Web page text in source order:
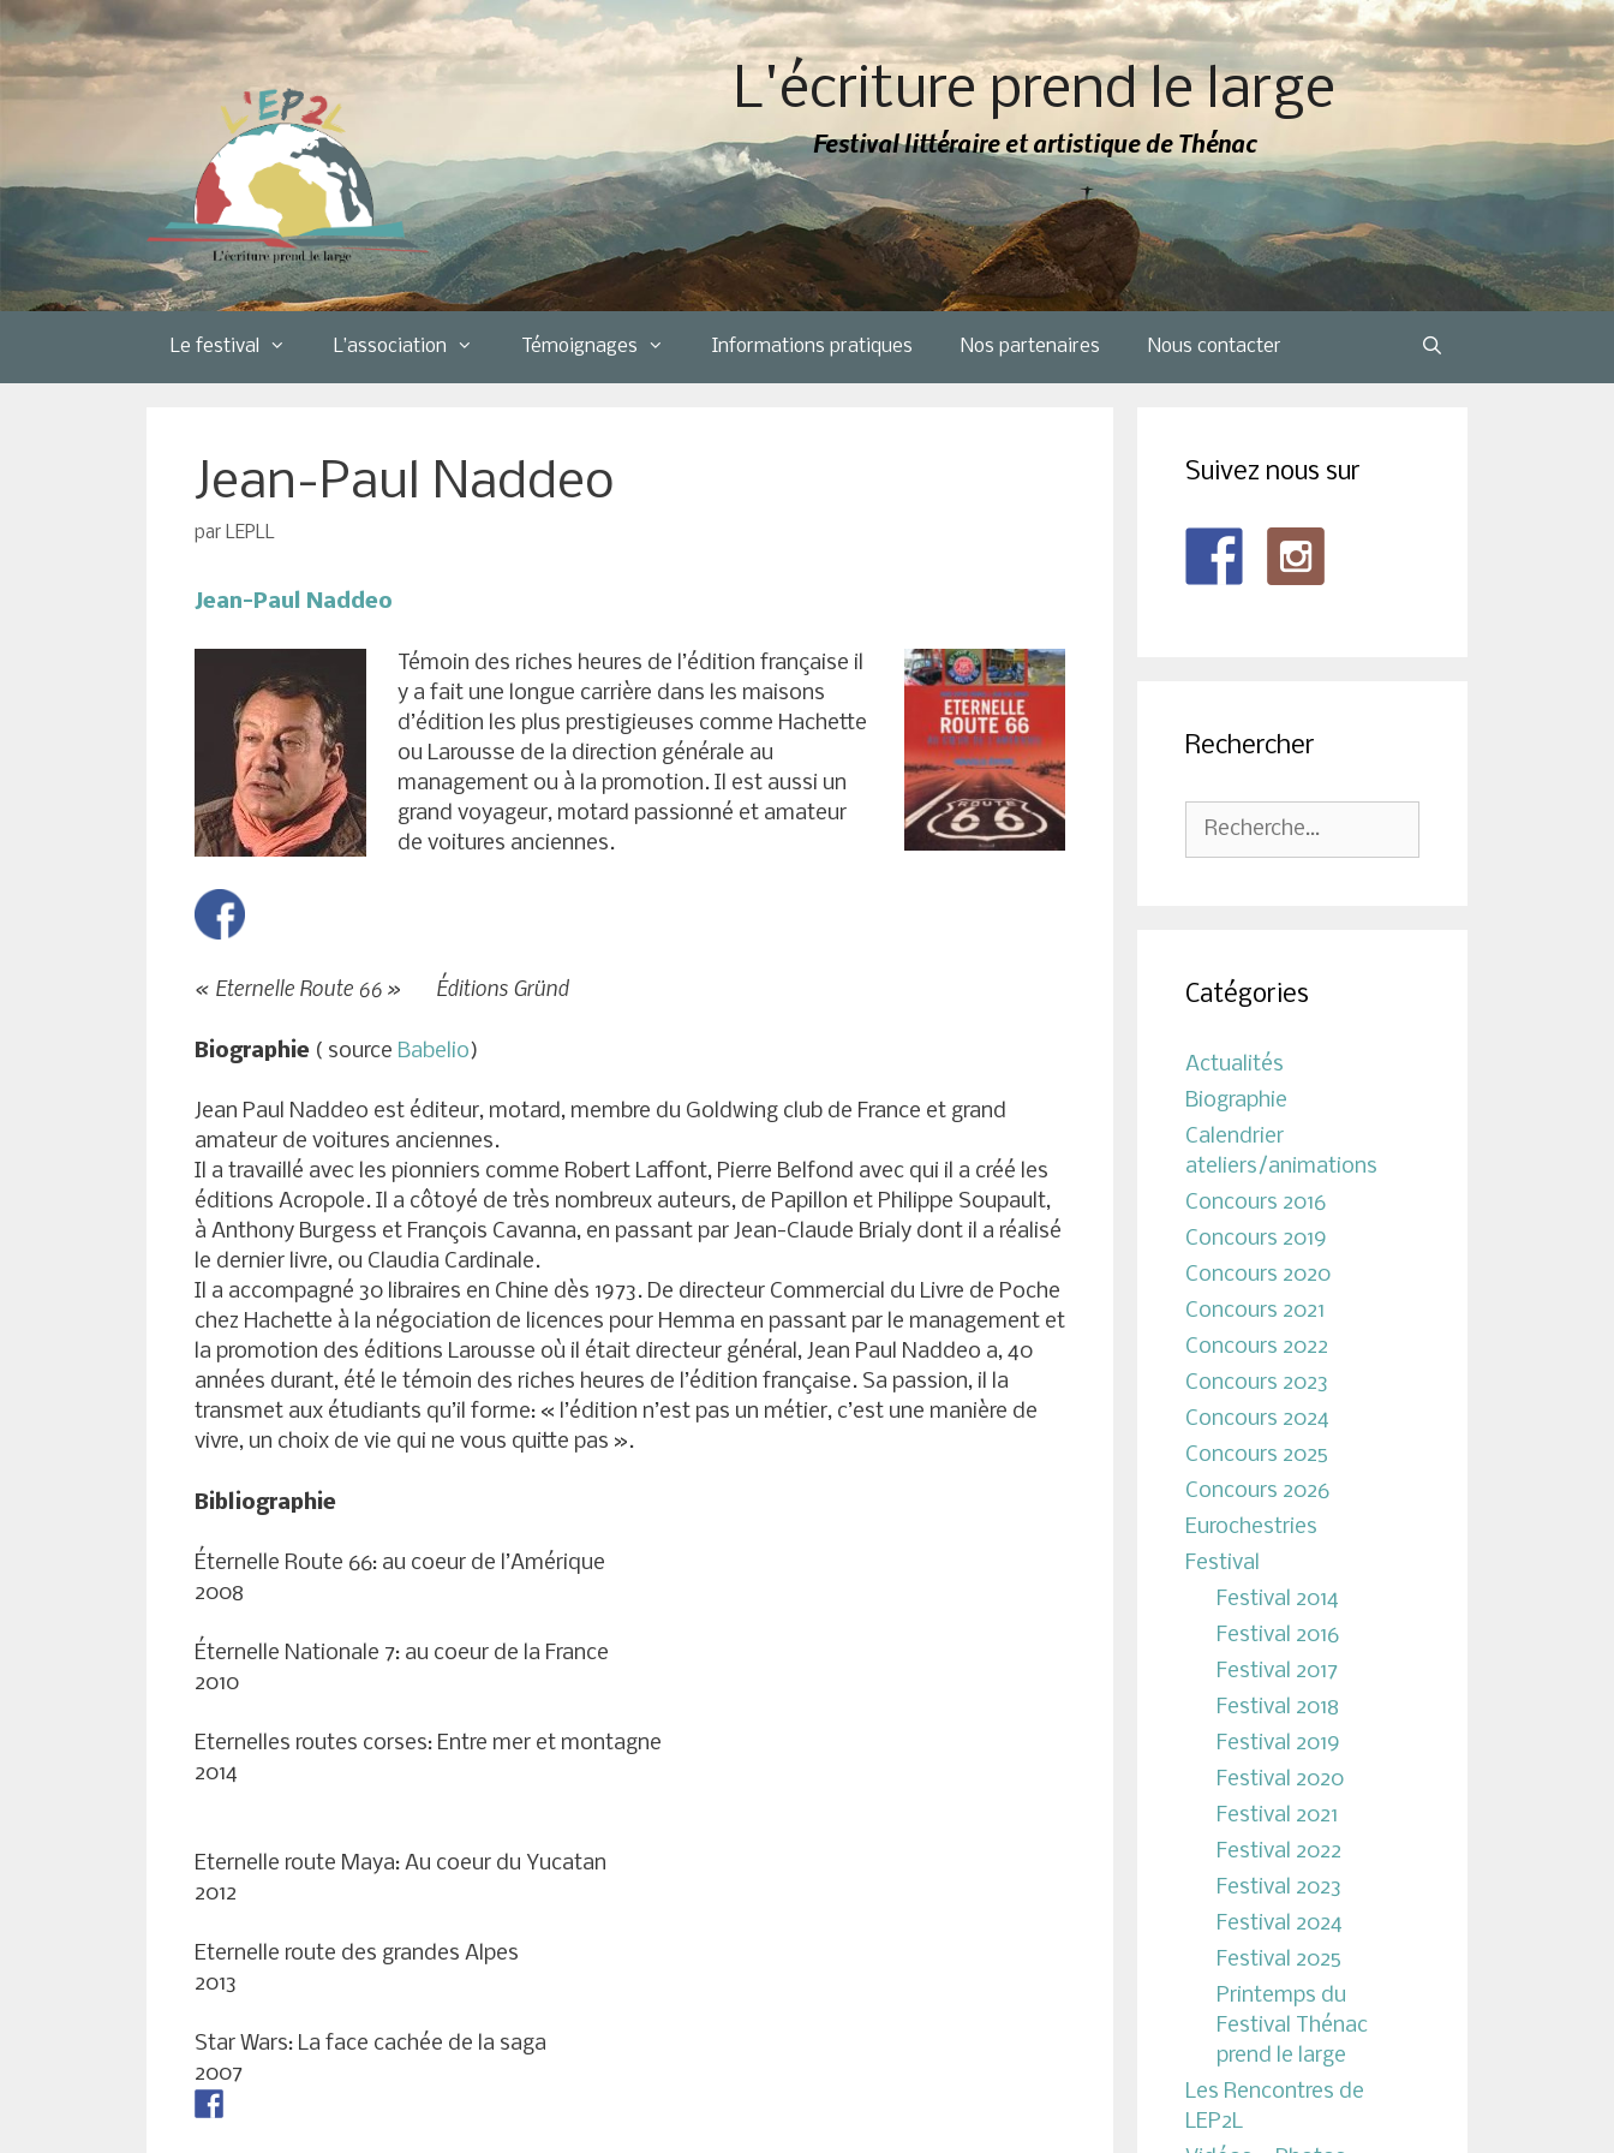
Aller
au
contenu
L'écriture prend le large
Festival littéraire et artistique de Thénac
Le festival L’association Témoignages Informations pratiques Nos partenaires Nous contacter
Jean-Paul Naddeo
par LEPLL
Jean-Paul Naddeo
Témoin des riches heures de l’édition française il
y a fait une longue carrière dans les maisons
d’édition les plus prestigieuses comme Hachette
ou Larousse de la direction générale au
management ou à la promotion. Il est aussi un
grand voyageur, motard passionné et amateur
de voitures anciennes.
« Eternelle Route 66 » Éditions Gründ
Biographie ( source Babelio)
Jean Paul Naddeo est éditeur, motard, membre du Goldwing club de France et grand
amateur de voitures anciennes.
Il a travaillé avec les pionniers comme Robert Laffont, Pierre Belfond avec qui il a créé les
éditions Acropole. Il a côtoyé de très nombreux auteurs, de Papillon et Philippe Soupault,
à Anthony Burgess et François Cavanna, en passant par Jean-Claude Brialy dont il a réalisé
le dernier livre, ou Claudia Cardinale.
Il a accompagné 30 libraires en Chine dès 1973. De directeur Commercial du Livre de Poche
chez Hachette à la négociation de licences pour Hemma en passant par le management et
la promotion des éditions Larousse où il était directeur général, Jean Paul Naddeo a, 40
années durant, été le témoin des riches heures de l’édition française. Sa passion, il la
transmet aux étudiants qu’il forme: « l’édition n’est pas un métier, c’est une manière de
vivre, un choix de vie qui ne vous quitte pas ».
Bibliographie
Éternelle Route 66: au coeur de l’Amérique
2008
Éternelle Nationale 7: au coeur de la France
2010
Eternelles routes corses: Entre mer et montagne
2014
Eternelle route Maya: Au coeur du Yucatan
2012
Eternelle route des grandes Alpes
2013
Star Wars: La face cachée de la saga
2007
Suivez nous sur
Rechercher
Rechercher :
Catégories
Actualités
Biographie
Calendrier
ateliers/animations
Concours 2016
Concours 2019
Concours 2020
Concours 2021
Concours 2022
Concours 2023
Concours 2024
Concours 2025
Concours 2026
Eurochestries
Festival
Festival 2014
Festival 2016
Festival 2017
Festival 2018
Festival 2019
Festival 2020
Festival 2021
Festival 2022
Festival 2023
Festival 2024
Festival 2025
Printemps du
Festival Thénac
prend le large
Les Rencontres de
LEP2L